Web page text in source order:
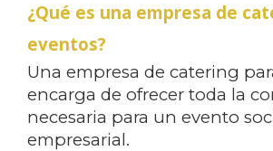
¿Qué es una empresa de
eventos?
Una empresa de catering
encarga de ofrecer toda la
necesaria para un evento
empresarial.